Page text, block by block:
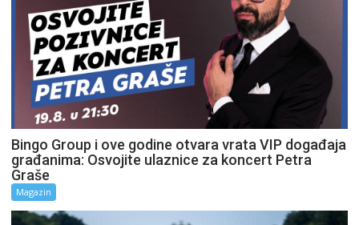
Bingo Group i ove godine otvara vrata VIP događaja
građanima: Osvojite ulaznice za koncert Petra
Graše
Magazin